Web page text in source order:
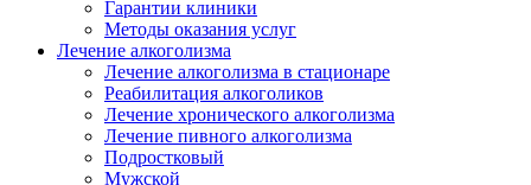
Гарантии клиники
Методы оказания услуг
Лечение алкоголизма
Лечение алкоголизма в стационаре
Реабилитация алкоголиков
Лечение хронического алкоголизма
Лечение пивного алкоголизма
Подростковый
Мужской